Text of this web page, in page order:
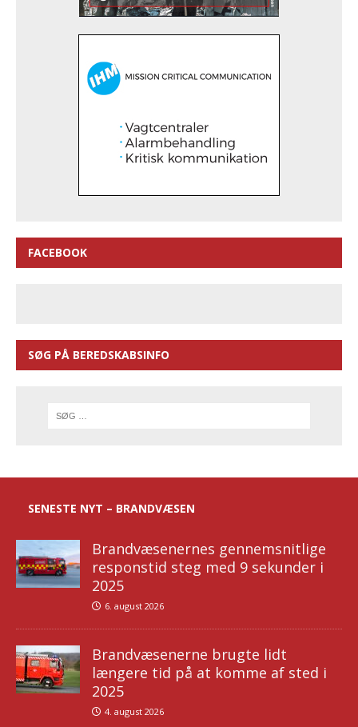
FACEBOOK
SØG PÅ BEREDSKABSINFO
SENESTE NYT – BRANDVÆSEN
Brandvæsenernes gennemsnitlige
responstid steg med 9 sekunder i
2025
6. august 2026
Brandvæsenerne brugte lidt
længere tid på at komme af sted i
2025
4. august 2026